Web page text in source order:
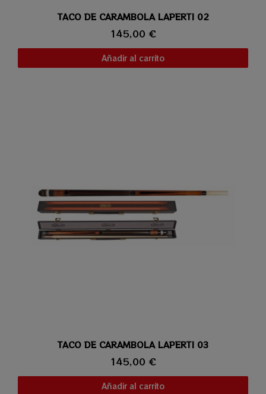
Vista rápida
TACO DE CARAMBOLA LAPERTI 02
145,00 €
Añadir al carrito
Vista rápida
TACO DE CARAMBOLA LAPERTI 03
145,00 €
Añadir al carrito